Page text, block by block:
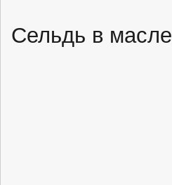
Сельдь в масле